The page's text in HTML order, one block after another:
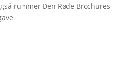
rummer Den Røde Brochures